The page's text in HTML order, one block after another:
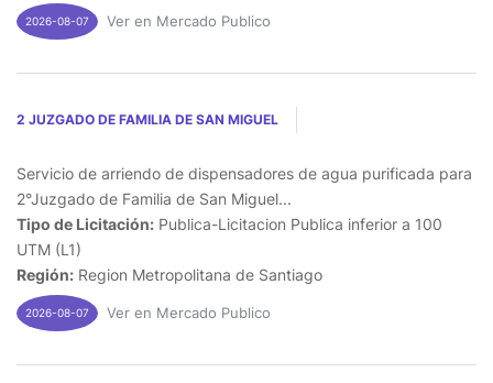
2026-08-07 Ver en Mercado Publico
2 JUZGADO DE FAMILIA DE SAN MIGUEL
Servicio de arriendo de dispensadores de agua purificada para
2°Juzgado de Familia de San Miguel...
Tipo de Licitación: Publica-Licitacion Publica inferior a 100
UTM (L1)
Región: Region Metropolitana de Santiago
2026-08-07 Ver en Mercado Publico